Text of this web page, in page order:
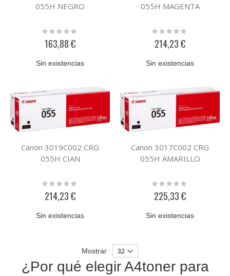
055H NEGRO
Rating:
163,88 €
Sin existencias
055H MAGENTA
Rating:
214,23 €
Sin existencias
Canon 3019C002 CRG
055H CIAN
Rating:
214,23 €
Sin existencias
Canon 3017C002 CRG
055H AMARILLO
Rating:
225,33 €
Sin existencias
Mostrar
¿Por qué elegir A4toner para